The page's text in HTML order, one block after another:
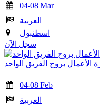
04-08 Mar
العربية
اسطنبول
سجل الآن
الأعمال بروح الفريق الواحد
04-08 Feb
العربية